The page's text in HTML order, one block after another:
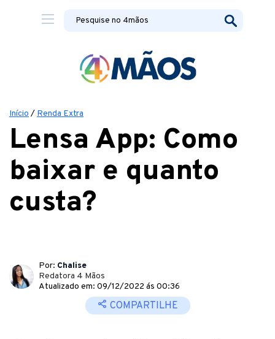
Início / Renda Extra
Lensa App: Como
baixar e quanto
custa?
Por: Chalise
Redatora 4 Mãos
Atualizado em: 09/12/2022 ás 00:36
COMPARTILHE